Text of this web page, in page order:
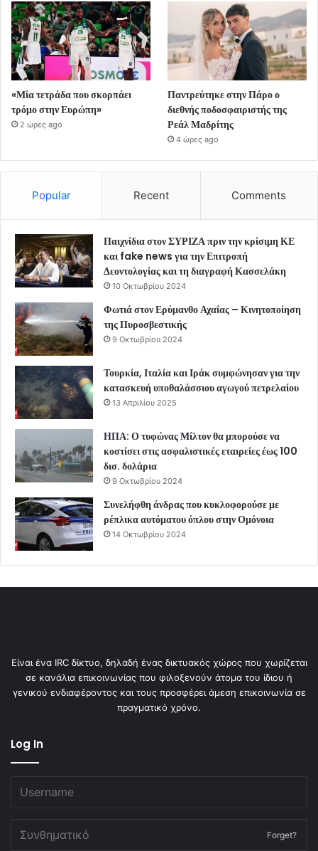
«Μία τετράδα που σκορπάει
τρόμο στην Ευρώπη»
2 ώρες ago
Παντρεύτηκε στην Πάρο ο
διεθνής ποδοσφαιριστής της
Ρεάλ Μαδρίτης
4 ώρες ago
Popular Recent Comments
Παιχνίδια στον ΣΥΡΙΖΑ πριν την κρίσιμη ΚΕ
και fake news για την Επιτροπή
Δεοντολογίας και τη διαγραφή Κασσελάκη
10 Οκτωβρίου 2024
Φωτιά στον Ερύμανθο Αχαΐας – Κινητοποίηση
της Πυροσβεστικής
9 Οκτωβρίου 2024
Τουρκία, Ιταλία και Ιράκ συμφώνησαν για την
κατασκευή υποθαλάσσιου αγωγού πετρελαίου
13 Απριλίου 2025
ΗΠΑ: Ο τυφώνας Μίλτον θα μπορούσε να
κοστίσει στις ασφαλιστικές εταιρείες έως 100
δισ. δολάρια
9 Οκτωβρίου 2024
Συνελήφθη άνδρας που κυκλοφορούσε με
ρέπλικα αυτόματου όπλου στην Ομόνοια
14 Οκτωβρίου 2024
Είναι ένα IRC δίκτυο, δηλαδή ένας δικτυακός χώρος που χωρίζεται
σε κανάλια επικοινωνίας που φιλοξενούν άτομα του ίδιου ή
γενικού ενδιαφέροντος και τους προσφέρει άμεση επικοινωνία σε
πραγματικό χρόνο.
Log In
Forget?